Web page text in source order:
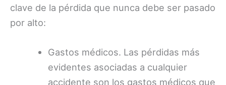
clave de la pérdida que nunca debe ser pasado
por alto:
Gastos médicos. Las pérdidas más
evidentes asociadas a cualquier
accidente son los gastos médicos que